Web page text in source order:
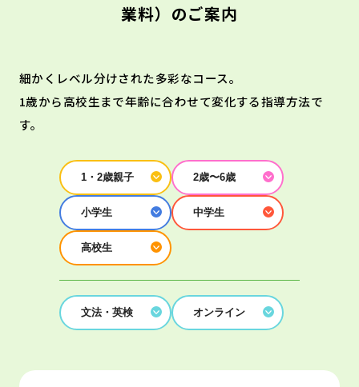
業料）のご案内
細かくレベル分けされた多彩なコース。
1歳から高校生まで年齢に合わせて変化する指導方法で
す。
1・2歳親子 2歳〜6歳
小学生 中学生
高校生
文法・英検 オンライン